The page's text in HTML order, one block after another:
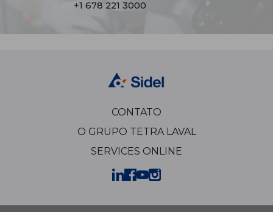
+1 678 221 3000
CONTATO
O GRUPO TETRA LAVAL
SERVICES ONLINE